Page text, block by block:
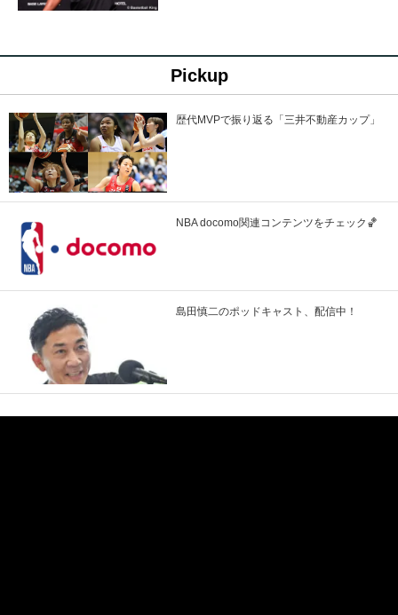
Pickup
歴代MVPで振り返る「三井不動産カップ」
NBA docomo関連コンテンツをチェック🏀
島田慎二のポッドキャスト、配信中！